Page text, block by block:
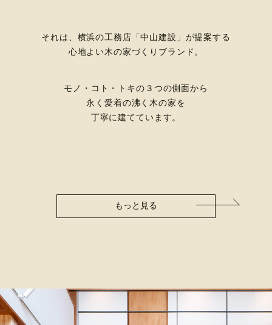
それは、横浜の工務店「中山建設」が提案する
心地よい木の家づくりブランド。
モノ・コト・トキの３つの側面から
永く愛着の沸く木の家を
丁寧に建てています。
もっと見る